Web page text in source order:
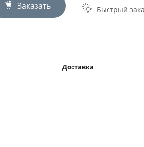
Заказать Быстрый
Доставка